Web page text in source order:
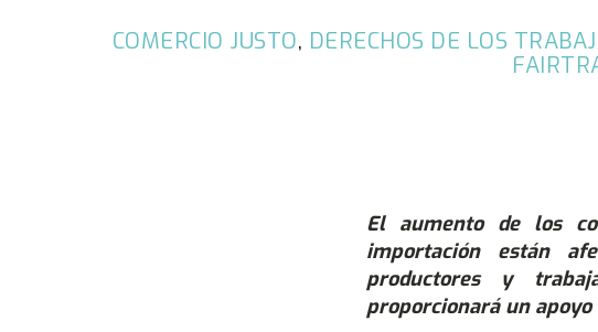
COMERCIO JUSTO, DERECHOS DE LOS
El aumento de los
importación están
productores y
proporcionará un